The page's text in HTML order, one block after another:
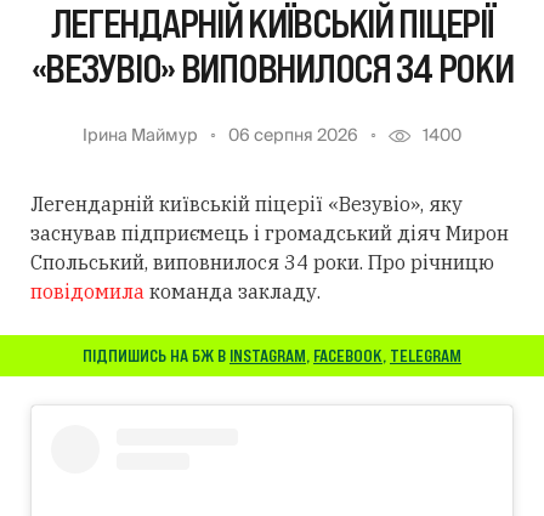
ЛЕГЕНДАРНІЙ КИЇВСЬКІЙ ПІЦЕРІЇ
«ВЕЗУВІО» ВИПОВНИЛОСЯ 34 РОКИ
Ірина Маймур 06 серпня 2026 1400
Легендарній київській піцерії «Везувіо», яку
заснував підприємець і громадський діяч Мирон
Спольський, виповнилося 34 роки. Про річницю
повідомила команда закладу.
ПІДПИШИСЬ НА БЖ В INSTAGRAM, FACEBOOK, TELEGRAM